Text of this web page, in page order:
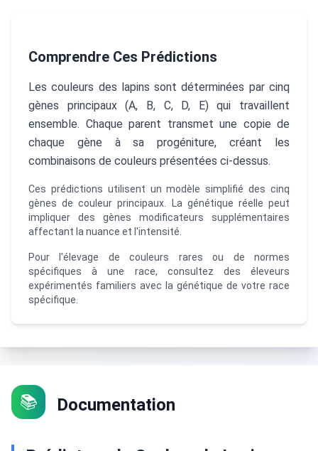
Comprendre Ces Prédictions
Les couleurs des lapins sont déterminées par cinq
gènes principaux (A, B, C, D, E) qui travaillent
ensemble. Chaque parent transmet une copie de
chaque gène à sa progéniture, créant les
combinaisons de couleurs présentées ci-dessus.
Ces prédictions utilisent un modèle simplifié des cinq
gènes de couleur principaux. La génétique réelle peut
impliquer des gènes modificateurs supplémentaires
affectant la nuance et l'intensité.
Pour l'élevage de couleurs rares ou de normes
spécifiques à une race, consultez des éleveurs
expérimentés familiers avec la génétique de votre race
spécifique.
📚 Documentation